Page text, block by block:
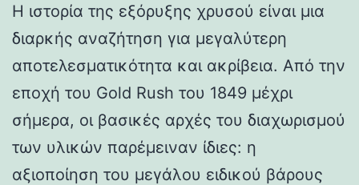
Η ιστορία της εξόρυξης χρυσού είναι μια
διαρκής αναζήτηση για μεγαλύτερη
αποτελεσματικότητα και ακρίβεια. Από την
εποχή του Gold Rush του 1849 μέχρι
σήμερα, οι βασικές αρχές του διαχωρισμού
των υλικών παρέμειναν ίδιες: η
αξιοποίηση του μεγάλου ειδικού βάρους